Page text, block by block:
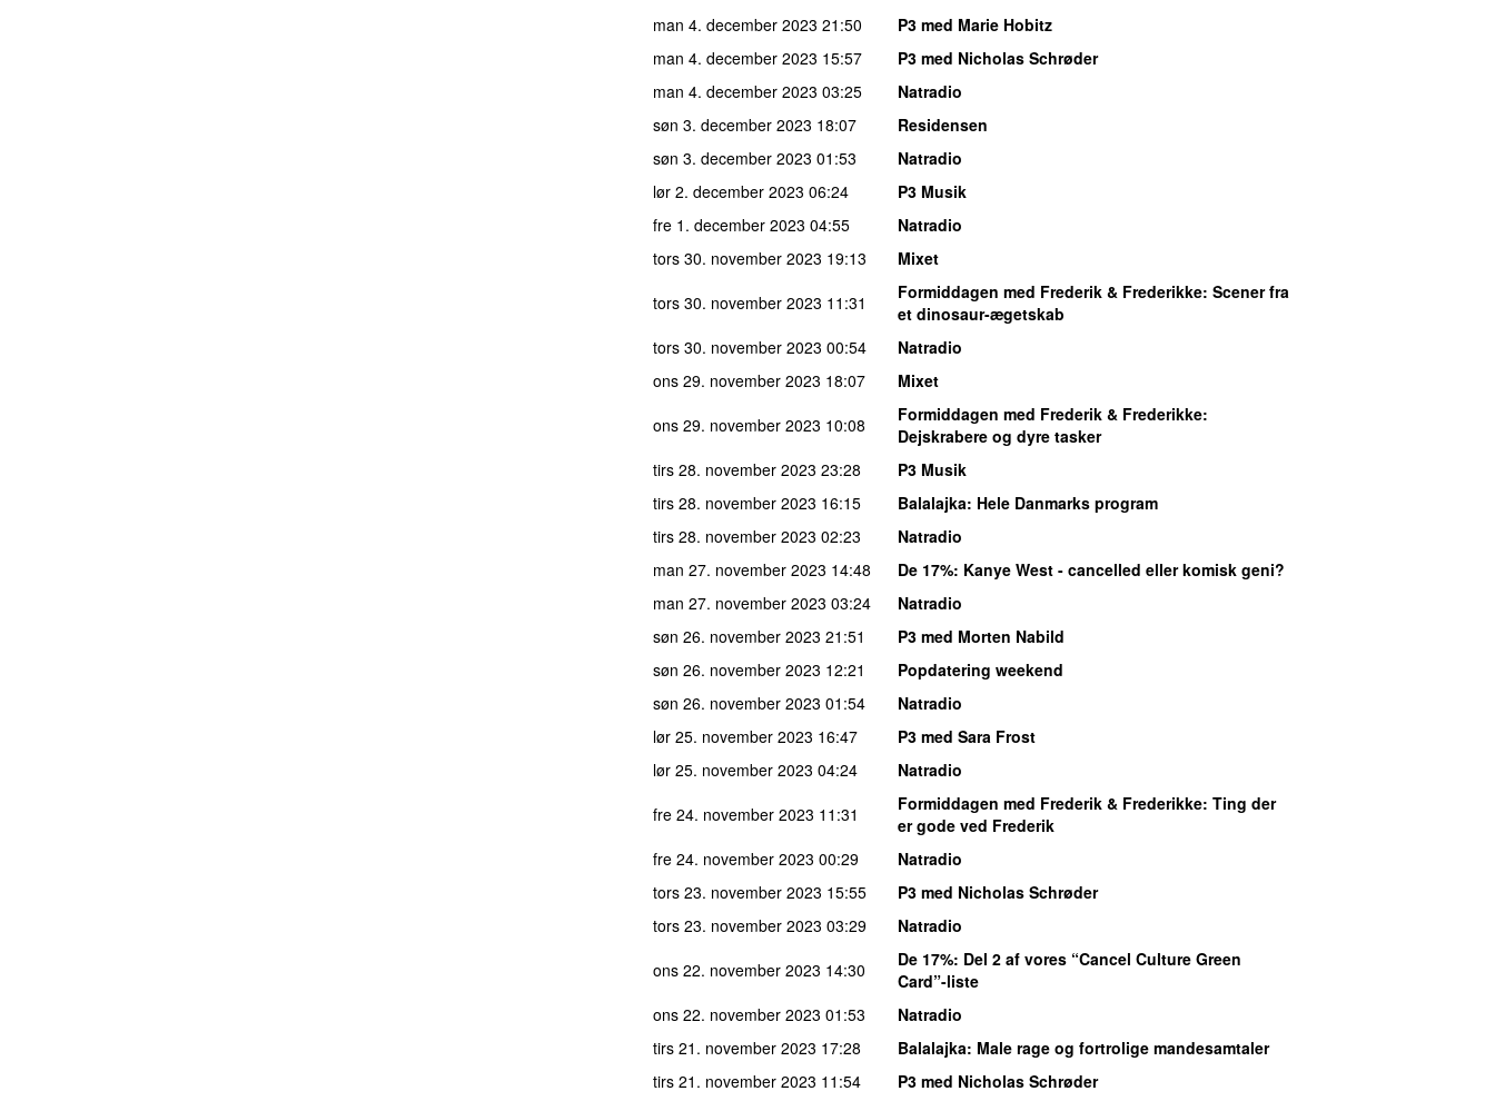
man 4. december 2023 21:50
P3 med Marie Hobitz
man 4. december 2023 15:57
P3 med Nicholas Schrøder
man 4. december 2023 03:25
Natradio
søn 3. december 2023 18:07
Residensen
søn 3. december 2023 01:53
Natradio
lør 2. december 2023 06:24
P3 Musik
fre 1. december 2023 04:55
Natradio
tors 30. november 2023 19:13
Mixet
tors 30. november 2023 11:31 Formiddagen med Frederik & Frederikke: Scener fra
et dinosaur-ægetskab
tors 30. november 2023 00:54
Natradio
ons 29. november 2023 18:07
Mixet
ons 29. november 2023 10:08 Formiddagen med Frederik & Frederikke:
Dejskrabere og dyre tasker
tirs 28. november 2023 23:28
P3 Musik
tirs 28. november 2023 16:15 Balalajka: Hele Danmarks program
tirs 28. november 2023 02:23
Natradio
man 27. november 2023 14:48 De 17%: Kanye West - cancelled eller komisk geni?
man 27. november 2023 03:24
Natradio
søn 26. november 2023 21:51
P3 med Morten Nabild
søn 26. november 2023 12:21
Popdatering weekend
søn 26. november 2023 01:54
Natradio
lør 25. november 2023 16:47
P3 med Sara Frost
lør 25. november 2023 04:24
Natradio
fre 24. november 2023 11:31 Formiddagen med Frederik & Frederikke: Ting der
er gode ved Frederik
fre 24. november 2023 00:29
Natradio
tors 23. november 2023 15:55
P3 med Nicholas Schrøder
tors 23. november 2023 03:29
Natradio
ons 22. november 2023 14:30 De 17%: Del 2 af vores “Cancel Culture Green
Card”-liste
ons 22. november 2023 01:53
Natradio
tirs 21. november 2023 17:28 Balalajka: Male rage og fortrolige mandesamtaler
tirs 21. november 2023 11:54
P3 med Nicholas Schrøder